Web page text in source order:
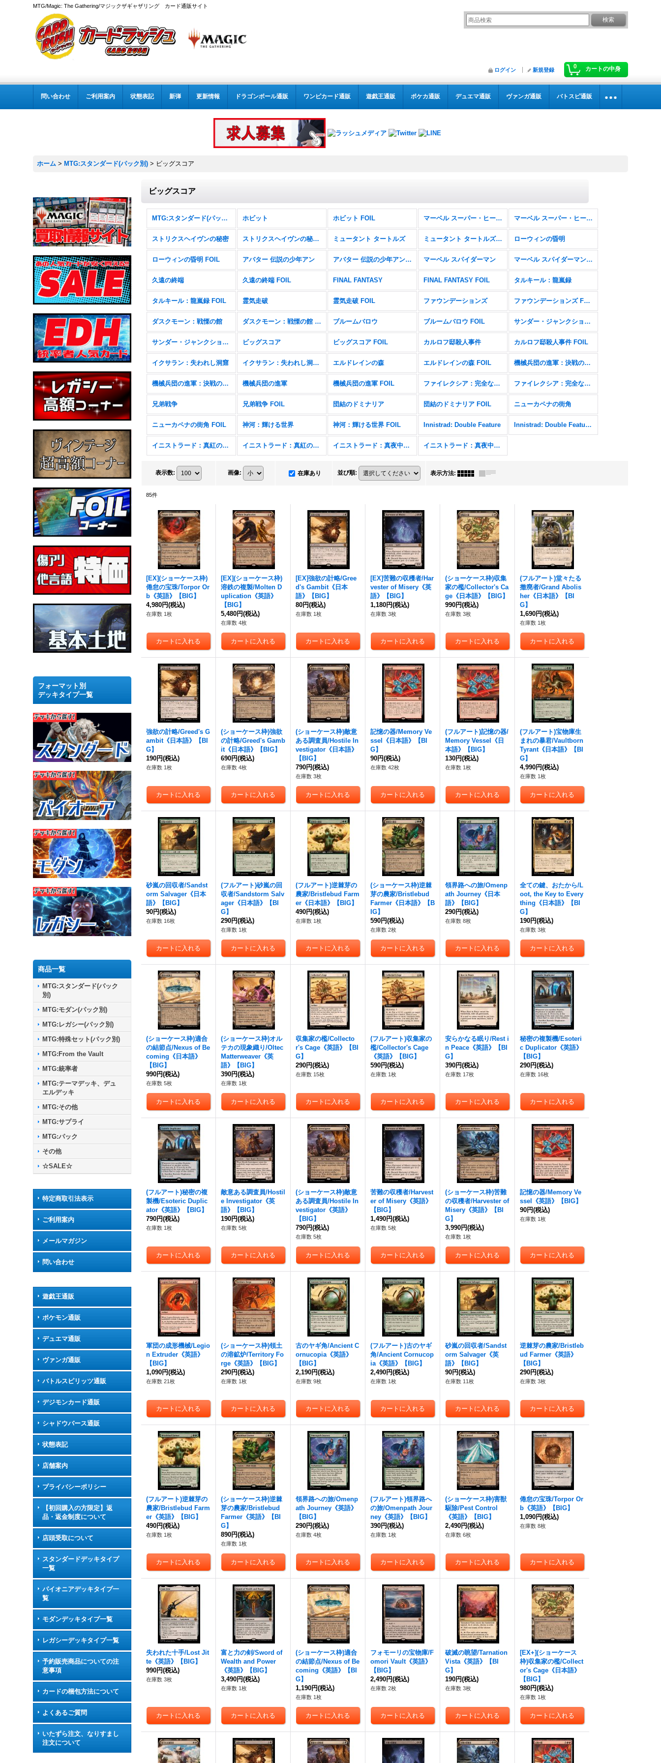
MTG/Magic: The Gathering/マジックザギャザリング カード通販サイト
0 カートの中身
ログイン 新規登録
問い合わせ ご利用案内 状態表記 新弾 更新情報 ドラゴンボール通販 ワンピカード通販 遊戯王通販 ポケカ通販 デュエマ通販 ヴァンガ通販 バトスピ通販
ホーム > MTG:スタンダード(パック別) > ビッグスコア
フォーマット別
デッキタイプ一覧
商品一覧
MTG:スタンダード(パック
別)
MTG:モダン(パック別)
MTG:レガシー(パック別)
MTG:特殊セット(パック別)
MTG:From the Vault
MTG:統率者
MTG:テーマデッキ、デュ
エルデッキ
MTG:その他
MTG:サプライ
MTG:パック
その他
☆SALE☆
特定商取引法表示
ご利用案内
メールマガジン
問い合わせ
遊戯王通販
ポケモン通販
デュエマ通販
ヴァンガ通販
バトルスピリッツ通販
デジモンカード通販
シャドウバース通販
状態表記
店舗案内
プライバシーポリシー
【初回購入の方限定】返
品・返金制度について
店頭受取について
スタンダードデッキタイプ
一覧
パイオニアデッキタイプ一
覧
モダンデッキタイプ一覧
レガシーデッキタイプ一覧
予約販売商品についての注
意事項
カードの梱包方法について
よくあるご質問
いたずら注文、なりすまし
注文について
ビッグスコア
MTG:スタンダード(パック別) (全商品) ホビット ホビット FOIL マーベル スーパー・ヒーローズ マーベル スーパー・ヒーローズ FOIL
ストリクスヘイヴンの秘密 ストリクスヘイヴンの秘密 FOIL ミュータント タートルズ ミュータント タートルズ FOIL ローウィンの昏明
ローウィンの昏明 FOIL アバター 伝説の少年アン アバター 伝説の少年アン FOIL マーベル スパイダーマン マーベル スパイダーマン FOIL
久遠の終端 久遠の終端 FOIL FINAL FANTASY FINAL FANTASY FOIL タルキール：龍嵐録
タルキール：龍嵐録 FOIL 霊気走破 霊気走破 FOIL ファウンデーションズ ファウンデーションズ FOIL
ダスクモーン：戦慄の館 ダスクモーン：戦慄の館 FOIL ブルームバロウ ブルームバロウ FOIL サンダー・ジャンクションの無法者
サンダー・ジャンクションの無法者 FOIL ビッグスコア ビッグスコア FOIL カルロフ邸殺人事件 カルロフ邸殺人事件 FOIL
イクサラン：失われし洞窟 イクサラン：失われし洞窟 FOIL エルドレインの森 エルドレインの森 FOIL 機械兵団の進軍：決戦の後に
機械兵団の進軍：決戦の後に FOIL 機械兵団の進軍 機械兵団の進軍 FOIL ファイレクシア：完全なる統一 ファイレクシア：完全なる統一 FOIL
兄弟戦争 兄弟戦争 FOIL 団結のドミナリア 団結のドミナリア FOIL ニューカペナの街角
ニューカペナの街角 FOIL 神河：輝ける世界 神河：輝ける世界 FOIL Innistrad: Double Feature Innistrad: Double Feature FOIL
イニストラード：真紅の契り イニストラード：真紅の契り FOIL イニストラード：真夜中の狩り イニストラード：真夜中の狩り FOIL
表示数: 画像: 在庫あり 並び順: 表示方法:
85件
[EX](ショーケース枠)
倦怠の宝珠/Torpor Or
b《英語》【BIG】
4,980円(税込)
在庫数 1枚
[EX](ショーケース枠)
溶鉄の複製/Molten D
uplication《英語》
【BIG】
5,480円(税込)
在庫数 4枚
[EX]強欲の計略/Gree
d's Gambit《日本
語》【BIG】
80円(税込)
在庫数 1枚
[EX]苦難の収穫者/Har
vester of Misery《英
語》【BIG】
1,180円(税込)
在庫数 3枚
(ショーケース枠)収集
家の檻/Collector's Ca
ge《日本語》【BIG】
990円(税込)
在庫数 3枚
(フルアート)堂々たる
撤廃者/Grand Abolis
her《日本語》【BI
G】
1,690円(税込)
在庫数 1枚
強欲の計略/Greed's G
ambit《日本語》【BI
G】
190円(税込)
在庫数 1枚
(ショーケース枠)強欲
の計略/Greed's Gamb
it《日本語》【BIG】
690円(税込)
在庫数 4枚
(ショーケース枠)敵意
ある調査員/Hostile In
vestigator《日本語》
【BIG】
790円(税込)
在庫数 3枚
記憶の器/Memory Ve
ssel《日本語》【BI
G】
90円(税込)
在庫数 42枚
(フルアート)記憶の器/
Memory Vessel《日
本語》【BIG】
130円(税込)
在庫数 1枚
(フルアート)宝物庫生
まれの暴君/Vaultborn
Tyrant《日本語》【BI
G】
4,990円(税込)
在庫数 1枚
砂嵐の回収者/Sandst
orm Salvager《日本
語》【BIG】
90円(税込)
在庫数 16枚
(フルアート)砂嵐の回
収者/Sandstorm Salv
ager《日本語》【BI
G】
290円(税込)
在庫数 1枚
(フルアート)逆棘芽の
農家/Bristlebud Farm
er《日本語》【BIG】
490円(税込)
在庫数 1枚
(ショーケース枠)逆棘
芽の農家/Bristlebud
Farmer《日本語》【B
IG】
590円(税込)
在庫数 2枚
領界路への旅/Omenp
ath Journey《日本
語》【BIG】
290円(税込)
在庫数 8枚
全ての鍵、おたから/L
oot, the Key to Every
thing《日本語》【BI
G】
190円(税込)
在庫数 3枚
(ショーケース枠)適合
の結節点/Nexus of Be
coming《日本語》
【BIG】
990円(税込)
在庫数 5枚
(ショーケース枠)オル
テカの現象織り/Oltec
Matterweaver《英
語》【BIG】
390円(税込)
在庫数 1枚
収集家の檻/Collecto
r's Cage《英語》【BI
G】
290円(税込)
在庫数 15枚
(フルアート)収集家の
檻/Collector's Cage
《英語》【BIG】
590円(税込)
在庫数 1枚
安らかなる眠り/Rest i
n Peace《英語》【BI
G】
390円(税込)
在庫数 17枚
秘密の複製機/Esoteri
c Duplicator《英語》
【BIG】
290円(税込)
在庫数 16枚
(フルアート)秘密の複
製機/Esoteric Duplic
ator《英語》【BIG】
790円(税込)
在庫数 1枚
敵意ある調査員/Hostil
e Investigator《英
語》【BIG】
190円(税込)
在庫数 5枚
(ショーケース枠)敵意
ある調査員/Hostile In
vestigator《英語》
【BIG】
790円(税込)
在庫数 5枚
苦難の収穫者/Harvest
er of Misery《英語》
【BIG】
1,490円(税込)
在庫数 5枚
(ショーケース枠)苦難
の収穫者/Harvester of
Misery《英語》【BI
G】
3,990円(税込)
在庫数 1枚
記憶の器/Memory Ve
ssel《英語》【BIG】
90円(税込)
在庫数 1枚
軍団の成形機械/Legio
n Extruder《英語》
【BIG】
1,090円(税込)
在庫数 21枚
(ショーケース枠)領土
の溶鉱炉/Territory Fo
rge《英語》【BIG】
290円(税込)
在庫数 1枚
古のヤギ角/Ancient C
ornucopia《英語》
【BIG】
2,190円(税込)
在庫数 9枚
(フルアート)古のヤギ
角/Ancient Cornucop
ia《英語》【BIG】
2,490円(税込)
在庫数 1枚
砂嵐の回収者/Sandst
orm Salvager《英
語》【BIG】
90円(税込)
在庫数 11枚
逆棘芽の農家/Bristleb
ud Farmer《英語》
【BIG】
290円(税込)
在庫数 3枚
(フルアート)逆棘芽の
農家/Bristlebud Farm
er《英語》【BIG】
490円(税込)
在庫数 1枚
(ショーケース枠)逆棘
芽の農家/Bristlebud
Farmer《英語》【BI
G】
890円(税込)
在庫数 1枚
領界路への旅/Omenp
ath Journey《英語》
【BIG】
290円(税込)
在庫数 4枚
(フルアート)領界路へ
の旅/Omenpath Jour
ney《英語》【BIG】
390円(税込)
在庫数 1枚
(ショーケース枠)害獣
駆除/Pest Control
《英語》【BIG】
2,490円(税込)
在庫数 6枚
倦怠の宝珠/Torpor Or
b《英語》【BIG】
1,090円(税込)
在庫数 8枚
失われた十手/Lost Jit
te《英語》【BIG】
990円(税込)
在庫数 3枚
富と力の剣/Sword of
Wealth and Power
《英語》【BIG】
3,490円(税込)
在庫数 1枚
(ショーケース枠)適合
の結節点/Nexus of Be
coming《英語》【BI
G】
1,190円(税込)
在庫数 1枚
フォモーリの宝物庫/F
omori Vault《英語》
【BIG】
2,490円(税込)
在庫数 2枚
破滅の眺望/Tarnation
Vista《英語》【BI
G】
190円(税込)
在庫数 3枚
[EX+](ショーケース
枠)収集家の檻/Collect
or's Cage《日本語》
【BIG】
980円(税込)
在庫数 1枚